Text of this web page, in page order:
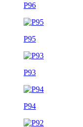
P96
P95
P93
P94